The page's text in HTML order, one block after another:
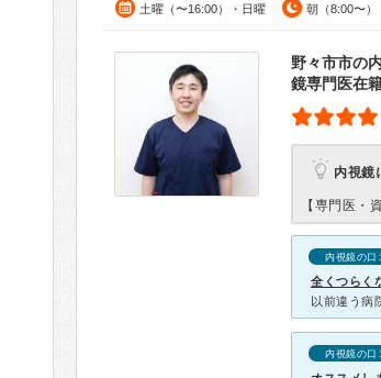
土曜（〜16:00）・日曜 朝（8:00〜）
野々市市の
鏡専門医在
内視鏡
【専門医・
内視鏡の口
全くつらく
内視鏡の口